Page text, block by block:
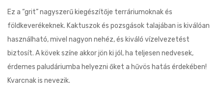
Ez a “grit” nagyszerű kiegészítője terráriumoknak és
földkeverékeknek. Kaktuszok és pozsgások talajában is kiválóan
használható, mivel nagyon nehéz, és kiváló vízelvezetést
biztosít. A kövek színe akkor jön ki jól, ha teljesen nedvesek,
érdemes paludáriumba helyezni őket a hűvös hatás érdekében!
Kvarcnak is nevezik.